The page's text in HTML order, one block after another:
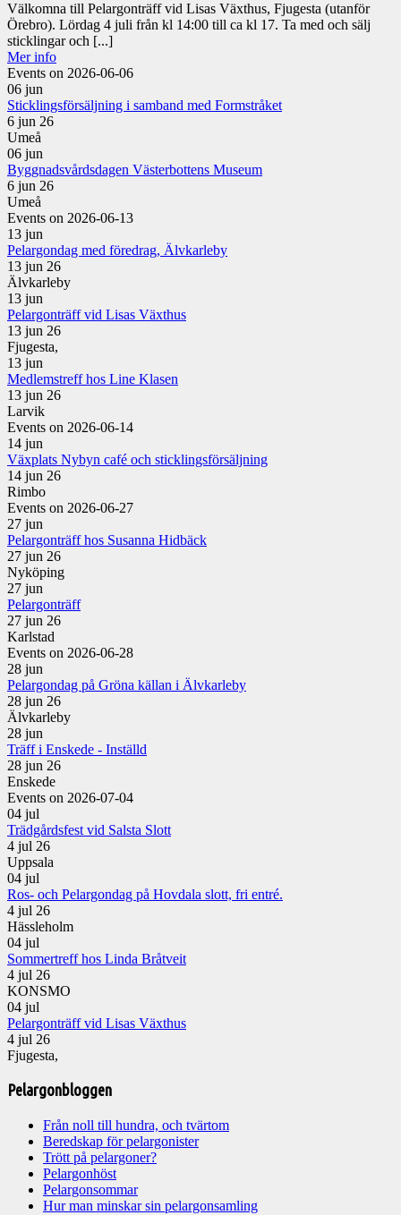
Välkomna till Pelargonträff vid Lisas Växthus, Fjugesta (utanför
Örebro). Lördag 4 juli från kl 14:00 till ca kl 17. Ta med och sälj
sticklingar och [...]
Mer info
Events on 2026-06-06
06 jun
Sticklingsförsäljning i samband med Formstråket
6 jun 26
Umeå
06 jun
Byggnadsvårdsdagen Västerbottens Museum
6 jun 26
Umeå
Events on 2026-06-13
13 jun
Pelargondag med föredrag, Älvkarleby
13 jun 26
Älvkarleby
13 jun
Pelargonträff vid Lisas Växthus
13 jun 26
Fjugesta,
13 jun
Medlemstreff hos Line Klasen
13 jun 26
Larvik
Events on 2026-06-14
14 jun
Växplats Nybyn café och sticklingsförsäljning
14 jun 26
Rimbo
Events on 2026-06-27
27 jun
Pelargonträff hos Susanna Hidbäck
27 jun 26
Nyköping
27 jun
Pelargonträff
27 jun 26
Karlstad
Events on 2026-06-28
28 jun
Pelargondag på Gröna källan i Älvkarleby
28 jun 26
Älvkarleby
28 jun
Träff i Enskede - Inställd
28 jun 26
Enskede
Events on 2026-07-04
04 jul
Trädgårdsfest vid Salsta Slott
4 jul 26
Uppsala
04 jul
Ros- och Pelargondag på Hovdala slott, fri entré.
4 jul 26
Hässleholm
04 jul
Sommertreff hos Linda Bråtveit
4 jul 26
KONSMO
04 jul
Pelargonträff vid Lisas Växthus
4 jul 26
Fjugesta,
Pelargonbloggen
Från noll till hundra, och tvärtom
Beredskap för pelargonister
Trött på pelargoner?
Pelargonhöst
Pelargonsommar
Hur man minskar sin pelargonsamling